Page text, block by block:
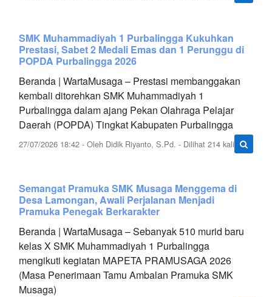
SMK Muhammadiyah 1 Purbalingga Kukuhkan
Prestasi, Sabet 2 Medali Emas dan 1 Perunggu di
POPDA Purbalingga 2026
Beranda | WartaMusaga – Prestasi membanggakan
kembali ditorehkan SMK Muhammadiyah 1
Purbalingga dalam ajang Pekan Olahraga Pelajar
Daerah (POPDA) Tingkat Kabupaten Purbalingga
27/07/2026 18:42 - Oleh Didik Riyanto, S.Pd. - Dilihat 214 kali
Semangat Pramuka SMK Musaga Menggema di
Desa Lamongan, Awali Perjalanan Menjadi
Pramuka Penegak Berkarakter
Beranda | WartaMusaga – Sebanyak 510 murid baru
kelas X SMK Muhammadiyah 1 Purbalingga
mengikuti kegiatan MAPETA PRAMUSAGA 2026
(Masa Penerimaan Tamu Ambalan Pramuka SMK
Musaga)